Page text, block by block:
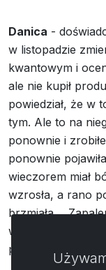
Danica -
w listopadzie
kwantowym i
ale nie kupił
powiedział, że w
tym. Ale to na
ponownie i
ponownie
wieczorem miał
wzrosła, a rano
brzmiała....
więc naszego
profilaktyką.